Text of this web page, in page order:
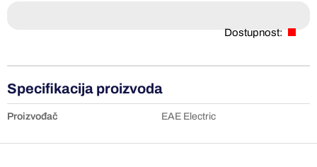
Dostupnost:
Specifikacija proizvoda
Proizvođač EAE Electric